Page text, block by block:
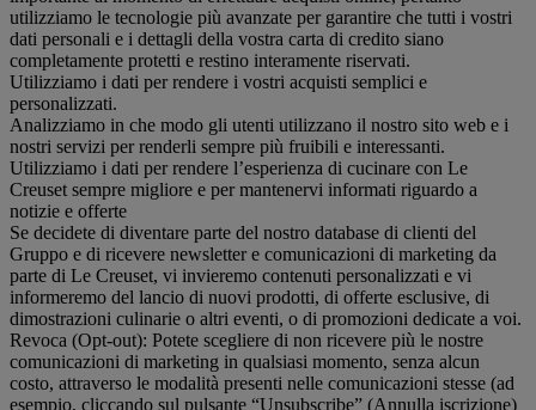
utilizziamo le tecnologie più avanzate per garantire che tutti i vostri
dati personali e i dettagli della vostra carta di credito siano
completamente protetti e restino interamente riservati.
Utilizziamo i dati per rendere i vostri acquisti semplici e
personalizzati.
Analizziamo in che modo gli utenti utilizzano il nostro sito web e i
nostri servizi per renderli sempre più fruibili e interessanti.
Utilizziamo i dati per rendere l’esperienza di cucinare con Le
Creuset sempre migliore e per mantenervi informati riguardo a
notizie e offerte
Se decidete di diventare parte del nostro database di clienti del
Gruppo e di ricevere newsletter e comunicazioni di marketing da
parte di Le Creuset, vi invieremo contenuti personalizzati e vi
informeremo del lancio di nuovi prodotti, di offerte esclusive, di
dimostrazioni culinarie o altri eventi, o di promozioni dedicate a voi.
Revoca (Opt-out): Potete scegliere di non ricevere più le nostre
comunicazioni di marketing in qualsiasi momento, senza alcun
costo, attraverso le modalità presenti nelle comunicazioni stesse (ad
esempio, cliccando sul pulsante “Unsubscribe” (Annulla iscrizione)